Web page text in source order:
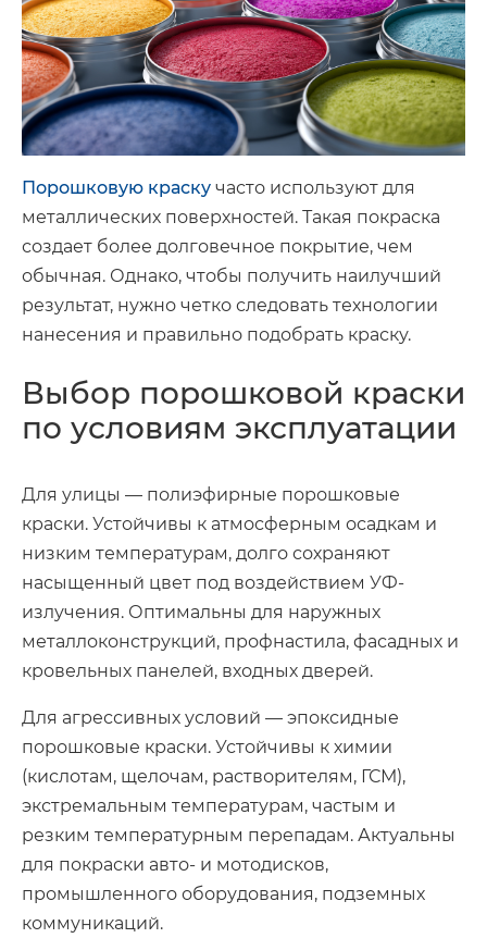
Порошковую краску часто используют для
металлических поверхностей. Такая покраска
создает более долговечное покрытие, чем
обычная. Однако, чтобы получить наилучший
результат, нужно четко следовать технологии
нанесения и правильно подобрать краску.
Выбор порошковой краски
по условиям эксплуатации
Для улицы — полиэфирные порошковые
краски. Устойчивы к атмосферным осадкам и
низким температурам, долго сохраняют
насыщенный цвет под воздействием УФ-
излучения. Оптимальны для наружных
металлоконструкций, профнастила, фасадных и
кровельных панелей, входных дверей.
Для агрессивных условий — эпоксидные
порошковые краски. Устойчивы к химии
(кислотам, щелочам, растворителям, ГСМ),
экстремальным температурам, частым и
резким температурным перепадам. Актуальны
для покраски авто- и мотодисков,
промышленного оборудования, подземных
коммуникаций.